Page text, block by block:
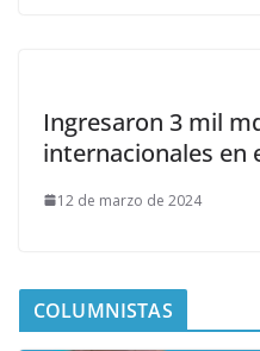
Ingresaron 3 mil
internacionales en
12 de marzo de 2024
COLUMNISTAS